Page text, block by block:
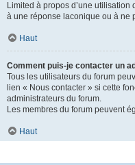
Limited à propos d’une
à une réponse laconique ou à ne
Haut
Comment puis-je contacter un
Tous les utilisateurs du forum
lien « Nous contacter » si cette
administrateurs du forum.
Les membres du forum peuvent
Haut